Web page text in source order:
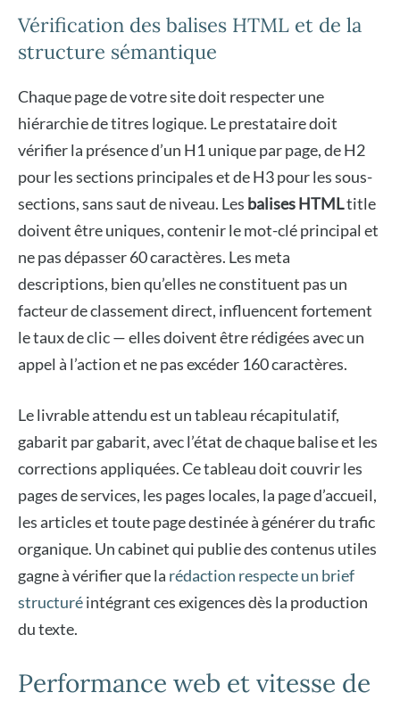
Vérification des balises HTML et de la
structure sémantique
Chaque page de votre site doit respecter une
hiérarchie de titres logique. Le prestataire doit
vérifier la présence d’un H1 unique par page, de H2
pour les sections principales et de H3 pour les sous-
sections, sans saut de niveau. Les balises HTMLtitle
doivent être uniques, contenir le mot-clé principal et
ne pas dépasser 60 caractères. Les meta
descriptions, bien qu’elles ne constituent pas un
facteur de classement direct, influencent fortement
le taux de clic — elles doivent être rédigées avec un
appel à l’action et ne pas excéder 160 caractères.
Le livrable attendu est un tableau récapitulatif,
gabarit par gabarit, avec l’état de chaque balise et les
corrections appliquées. Ce tableau doit couvrir les
pages de services, les pages locales, la page d’accueil,
les articles et toute page destinée à générer du trafic
organique. Un cabinet qui publie des contenus utiles
gagne à vérifier que la rédaction respecte un brief
structuréintégrant ces exigences dès la production
du texte.
Performance web et vitesse de